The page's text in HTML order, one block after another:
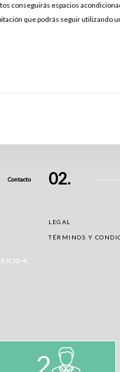
conseguirás espacios
que podrás seguir utilizando
Contacto
4,
02.
LEGAL
TÉRMINOS Y
2